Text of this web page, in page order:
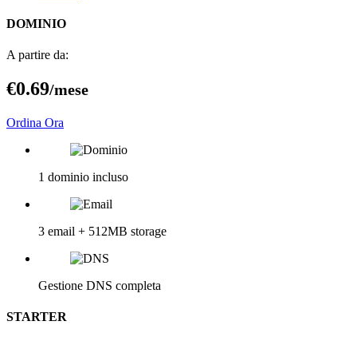
DOMINIO
A partire da:
€0.69/mese
Ordina Ora
1 dominio incluso
3 email + 512MB storage
Gestione DNS completa
STARTER